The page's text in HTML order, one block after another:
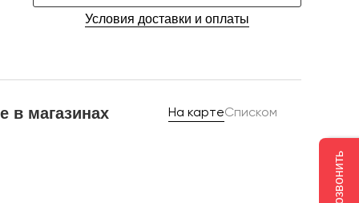
Условия доставки и оплаты
в магазинах На картеСписком
Позвонить